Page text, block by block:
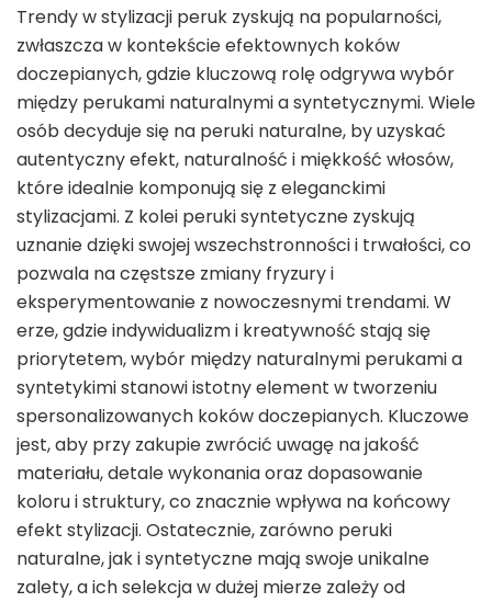
Trendy w stylizacji peruk zyskują na popularności,
zwłaszcza w kontekście efektownych koków
doczepianych, gdzie kluczową rolę odgrywa wybór
między perukami naturalnymi a syntetycznymi. Wiele
osób decyduje się na peruki naturalne, by uzyskać
autentyczny efekt, naturalność i miękkość włosów,
które idealnie komponują się z eleganckimi
stylizacjami. Z kolei peruki syntetyczne zyskują
uznanie dzięki swojej wszechstronności i trwałości, co
pozwala na częstsze zmiany fryzury i
eksperymentowanie z nowoczesnymi trendami. W
erze, gdzie indywidualizm i kreatywność stają się
priorytetem, wybór między naturalnymi perukami a
syntetykimi stanowi istotny element w tworzeniu
spersonalizowanych koków doczepianych. Kluczowe
jest, aby przy zakupie zwrócić uwagę na jakość
materiału, detale wykonania oraz dopasowanie
koloru i struktury, co znacznie wpływa na końcowy
efekt stylizacji. Ostatecznie, zarówno peruki
naturalne, jak i syntetyczne mają swoje unikalne
zalety, a ich selekcja w dużej mierze zależy od